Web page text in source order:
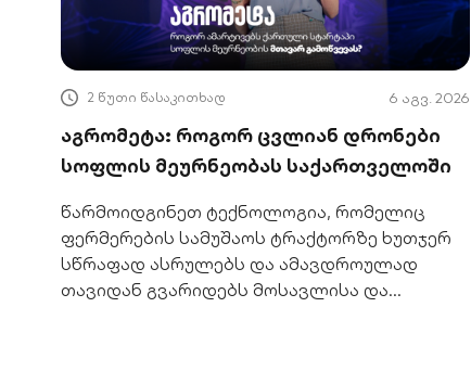
2 წუთი წასაკითხად 6 აგვ. 2026
აგრომეტა: როგორ ცვლიან დრონები
სოფლის მეურნეობას საქართველოში
წარმოიდგინეთ ტექნოლოგია, რომელიც
ფერმერების სამუშაოს ტრაქტორზე ხუთჯერ
სწრაფად ასრულებს და ამავდროულად
თავიდან გვარიდებს მოსავლისა და